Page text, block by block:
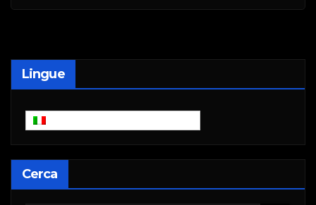
Lingue
Cerca